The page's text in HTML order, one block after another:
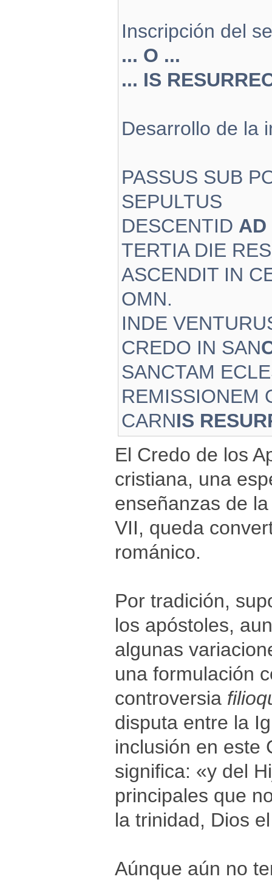
Inscripción del
... O ...
... IS
Desarrollo de la
PASSUS SUB
SEPULTUS
DESCENTID AD
TERTIA DIE RES
ASCENDIT IN
OMN.
INDE
CREDO IN SAN
SANCTAM
REMISSIONEM
CARNIS
El Credo de los
cristiana, una
enseñanzas de
VII, queda
románico.
Por tradición,
los apóstoles,
algunas
una formulación
controversia
disputa entre la
inclusión en este
significa: «y del
principales que
la trinidad, Dios
Aúnque aún no